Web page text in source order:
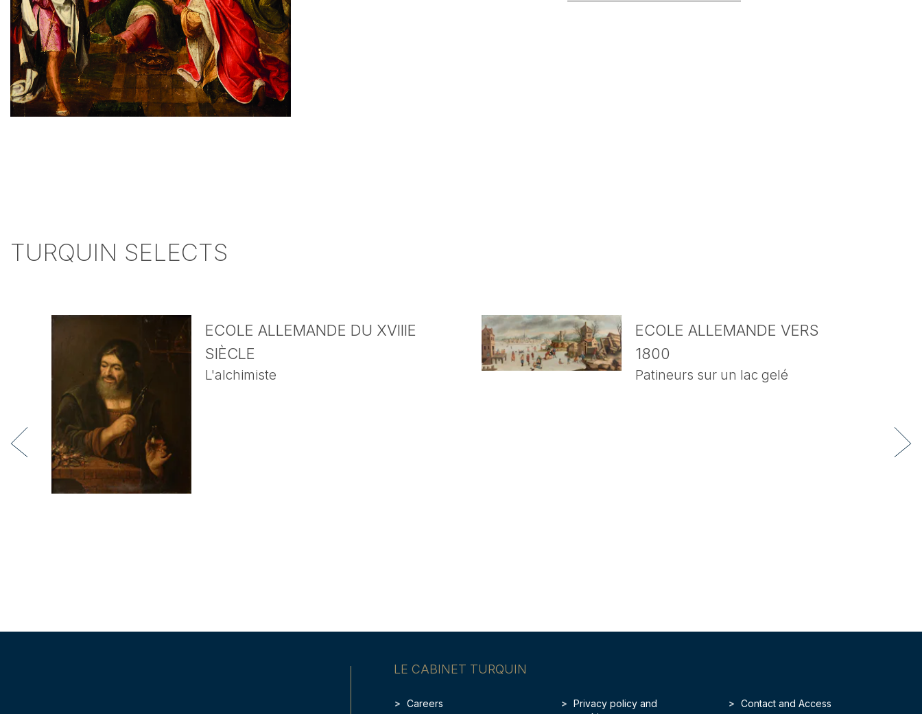
TURQUIN SELECTS
ECOLE ALLEMANDE DU XVIIIE
SIÈCLE
L'alchimiste
ECOLE ALLEMANDE VERS
1800
Patineurs sur un lac gelé
LE CABINET TURQUIN
Careers
Privacy policy and
Contact and Access